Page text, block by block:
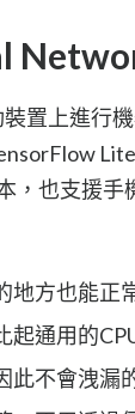
置上進行
，也支援
地方也能正
起通用的
此不會洩漏